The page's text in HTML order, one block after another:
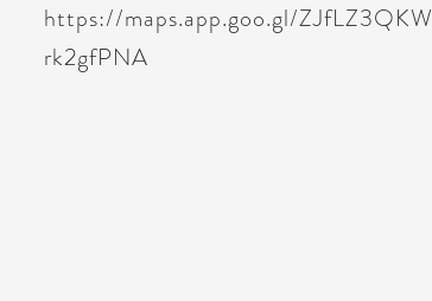
https://maps.app.goo.gl/ZJfLZ3QKW
rk2gfPNA